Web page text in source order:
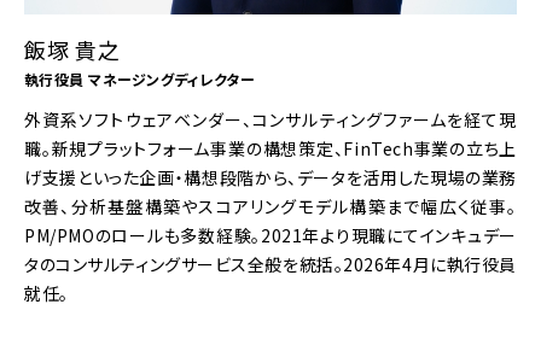
飯塚 貴之
執行役員 マネージングディレクター
外資系ソフトウェアベンダー、コンサルティングファームを経て現
職。新規プラットフォーム事業の構想策定、FinTech事業の立ち上
げ支援といった企画・構想段階から、データを活用した現場の業務
改善、分析基盤構築やスコアリングモデル構築まで幅広く従事。
PM/PMOのロールも多数経験。2021年より現職にてインキュデー
タのコンサルティングサービス全般を統括。2026年4月に執行役員
就任。